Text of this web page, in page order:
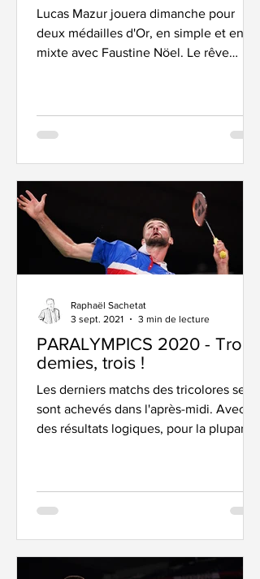
Lucas Mazur jouera dimanche pour
deux médailles d'Or, en simple et en
mixte avec Faustine Nöel. Le rêve
PARALYMPICS 2020 - Trois
demies, trois !
Les derniers matchs des tricolores se
sont achevés dans l'après-midi. Avec
des résultats logiques, pour la plupart,
Raphaël Sachetat
3 sept. 2021
3 min de lecture